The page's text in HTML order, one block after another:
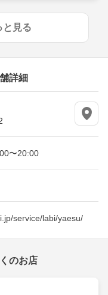
と見る
詳細
〜20:00
service/labi/yaesu/
のお店